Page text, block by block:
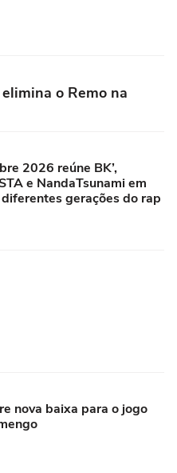
o Remo na
2026 reúne BK’,
e NandaTsunami em
gerações do rap
nova baixa para o jogo